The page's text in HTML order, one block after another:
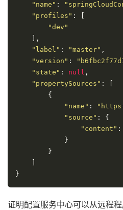
"name" :
"profiles" :
"dev"
],
"label" : "master" ,
"version" :
"state" : null ,
"propertySources" :
{
"name" :
"source" :
{
"content" :
}
}
}
证明配置服务中心可以从远程程